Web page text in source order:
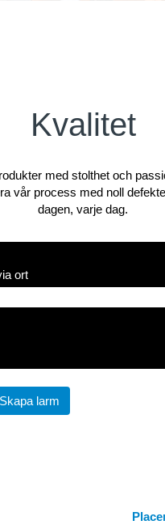
Kvalitet
med stolthet och
vår process med noll
dagen, varje dag.
ort
larm